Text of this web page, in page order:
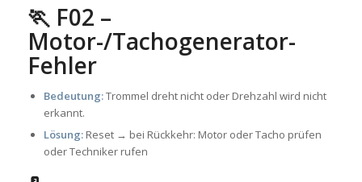
🏃 F02 –
Motor-/Tachogenerator-
Fehler
Bedeutung:Trommel dreht nicht oder Drehzahl wird nicht
erkannt.
Lösung:Reset → bei Rückkehr: Motor oder Tacho prüfen
oder Techniker rufen